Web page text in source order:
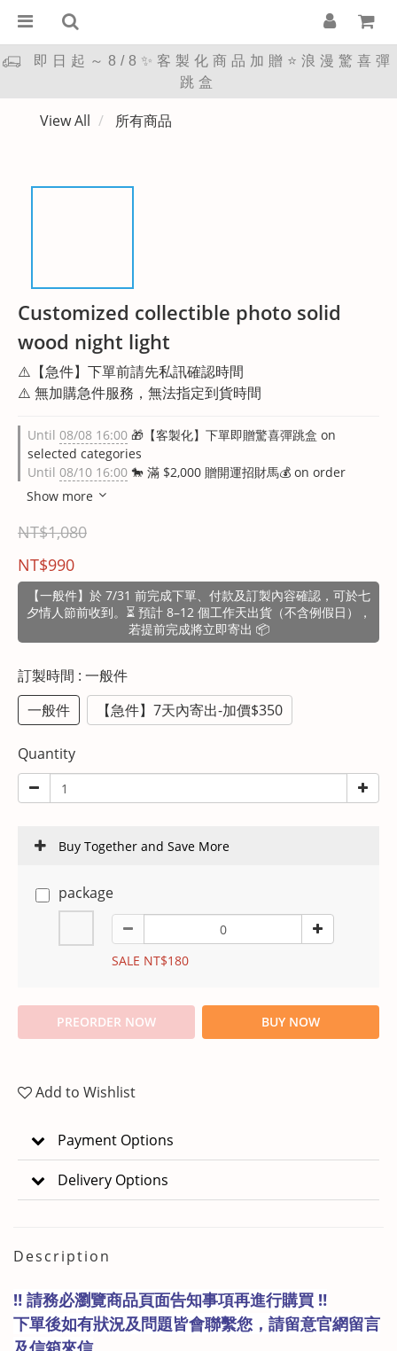
即日起～8/8✨客製化商品加贈⭐浪漫驚喜彈
跳盒
View All 所有商品
Customized collectible photo solid
wood night light
⚠️【急件】下單前請先私訊確認時間
⚠️ 無加購急件服務，無法指定到貨時間
Until 08/08 16:00 🎁【客製化】下單即贈驚喜彈跳盒 on
selected categories
Until 08/10 16:00 🐎 滿 $2,000 贈開運招財馬💰 on order
Show more
NT$1,080
NT$990
【一般件】於 7/31 前完成下單、付款及訂製內容確認，可於七
夕情人節前收到。⏳ 預計 8–12 個工作天出貨（不含例假日），
若提前完成將立即寄出 📦
訂製時間 : 一般件
一般件
【急件】7天內寄出-加價$350
Quantity
Buy Together and Save More
package
SALE NT$180
PREORDER NOW BUY NOW
Add to Wishlist
Payment Options
Delivery Options
Description
‼️ 請務必瀏覽商品頁面告知事項再進行購買 ‼️
下單後如有狀況及問題皆會聯繫您，請留意官網留言